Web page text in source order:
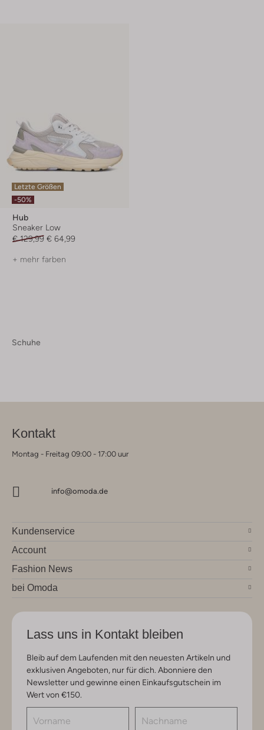
Letzte Größen
-50%
Hub
Sneaker Low
€ 129,99 € 64,99
+ mehr farben
Schuhe
Kontakt
Montag - Freitag 09:00 - 17:00 uur
info@omoda.de
Kundenservice
Account
Fashion News
bei Omoda
Lass uns in Kontakt bleiben
Bleib auf dem Laufenden mit den neuesten Artikeln und
exklusiven Angeboten, nur für dich. Abonniere den
Newsletter und gewinne einen Einkaufsgutschein im
Wert von €150.